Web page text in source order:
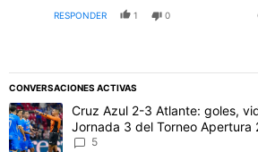
RESPONDER 1 0
CONVERSACIONES ACTIVAS
Este listado muestra los artículos con
Un artículo de tendencia con el título
Cruz Azul 2-3 Atlante: goles,
Jornada 3 del Torneo Apertura
5